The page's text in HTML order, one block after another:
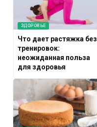
ЗДОРОВЬЕ
Что дает растяжка без
тренировок:
неожиданная польза
для здоровья